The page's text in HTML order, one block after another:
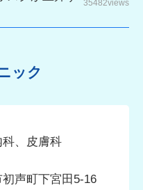
35482views
ック
、皮膚科
声町下宮田5-16